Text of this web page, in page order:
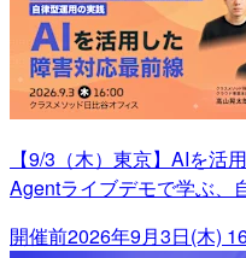
【9/3（木）東京】AIを活
Agentライブデモで学ぶ、
開催前2026年9月3日(木)